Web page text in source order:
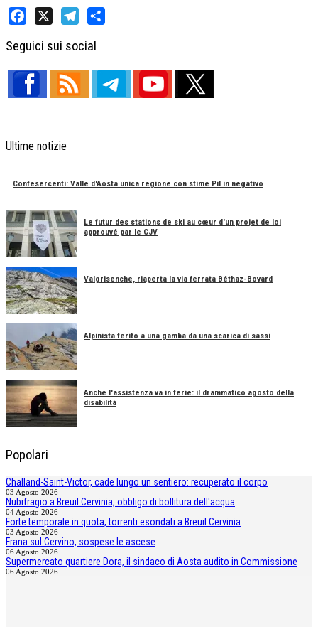
Seguici sui social
Ultime notizie
Confesercenti: Valle d'Aosta unica regione con stime Pil in negativo
Le futur des stations de ski au cœur d'un projet de loi
approuvé par le CJV
Valgrisenche, riaperta la via ferrata Béthaz-Bovard
Alpinista ferito a una gamba da una scarica di sassi
Anche l'assistenza va in ferie: il drammatico agosto della
disabilità
Popolari
Challand-Saint-Victor, cade lungo un sentiero: recuperato il corpo
03 Agosto 2026
Nubifragio a Breuil Cervinia, obbligo di bollitura dell'acqua
04 Agosto 2026
Forte temporale in quota, torrenti esondati a Breuil Cervinia
03 Agosto 2026
Frana sul Cervino, sospese le ascese
06 Agosto 2026
Supermercato quartiere Dora, il sindaco di Aosta audito in Commissione
06 Agosto 2026